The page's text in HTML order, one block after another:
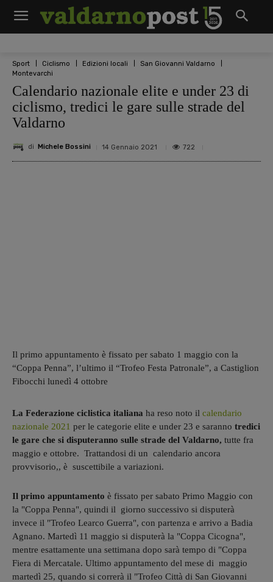
Sport Ciclismo Edizioni locali
San Giovanni Valdarno
Montevarchi
Calendario nazionale elite e under 23 di
ciclismo, tredici le gare sulle strade del
Valdarno
di Michele Bossini 14 Gennaio 2021 722
Il primo appuntamento è fissato per sabato 1 maggio con la
“Coppa Penna”, l’ultimo il “Trofeo Festa Patronale”, a Castiglion
Fibocchi lunedì 4 ottobre
La Federazione ciclistica italiana ha reso noto il calendario
nazionale 2021 per le categorie elite e under 23 e saranno tredici
le gare che si disputeranno sulle strade del Valdarno, tutte fra
maggio e ottobre. Trattandosi di un calendario ancora
provvisorio,, è suscettibile a variazioni.
Il primo appuntamento è fissato per sabato Primo Maggio con
la "Coppa Penna", quindi il giorno successivo si disputerà
invece il "Trofeo Learco Guerra", con partenza e arrivo a Badia
Agnano. Martedì 11 maggio si disputerà la "Coppa Cicogna",
mentre esattamente una settimana dopo sarà tempo di "Coppa
Fiera di Mercatale. Ultimo appuntamento del mese di maggio
martedì 25, quando si correrà il "Trofeo Città di San Giovanni